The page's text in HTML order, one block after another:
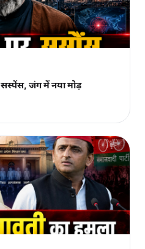
जंग में नया मोड़